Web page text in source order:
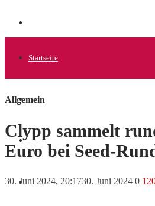
Startseite
Allgemein
Startups
News
Allgemein
Clypp sammelt
Euro bei Seed-
30. Juni 2024, 20:1730. Juni 2024 0